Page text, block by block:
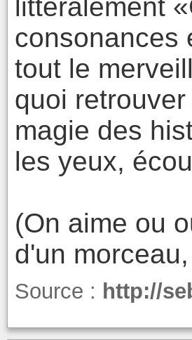
littéralement
consonances
tout le
quoi
magie des
les yeux,
(On aime ou
d'un
Source : http://